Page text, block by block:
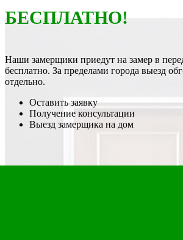
БЕСПЛАТНО!
Наши замерщики приедут на замер в
бесплатно. За пределами города выезд
отдельно.
Оставить заявку
Получение консультации
Выезд замерщика на дом